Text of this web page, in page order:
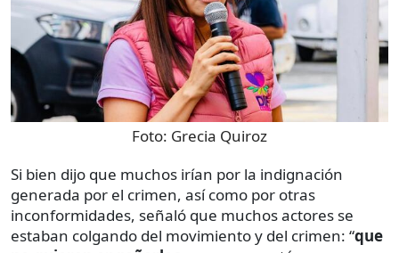
Foto: Grecia Quiroz
Si bien dijo que muchos irían por la indignación
generada por el crimen, así como por otras
inconformidades, señaló que muchos actores se
estaban colgando del movimiento y del crimen: “que